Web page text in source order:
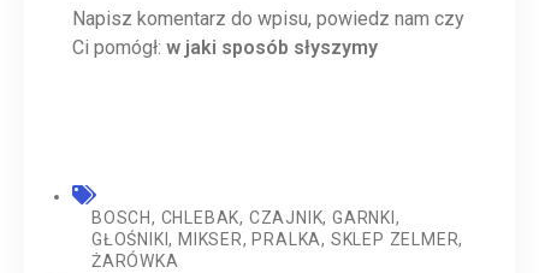
Napisz komentarz do wpisu, powiedz nam czy
Ci pomógł: w jaki sposób słyszymy
BOSCH, CHLEBAK, CZAJNIK,GARNKI ,
GŁOŚNIKI, MIKSER, PRALKA, SKLEP ZELMER,
ŻARÓWKA